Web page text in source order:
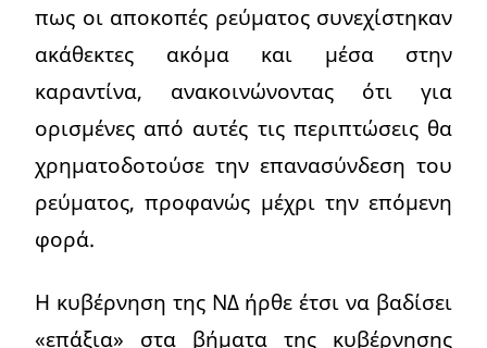
πως οι αποκοπές ρεύματος συνεχίστηκαν
ακάθεκτες ακόμα και μέσα στην
καραντίνα, ανακοινώνοντας ότι για
ορισμένες από αυτές τις περιπτώσεις θα
χρηματοδοτούσε την επανασύνδεση του
ρεύματος, προφανώς μέχρι την επόμενη
φορά.
Η κυβέρνηση της ΝΔ ήρθε έτσι να βαδίσει
«επάξια» στα βήματα της κυβέρνησης